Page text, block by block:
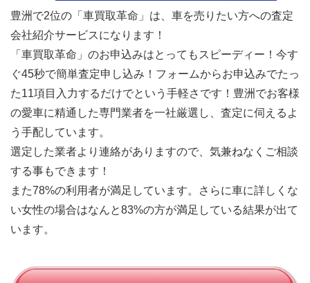
豊洲で2位の「車買取革命」は、車を売りたい方への査定
会社紹介サービスになります！
「車買取革命」のお申込みはとってもスピーディー！今す
ぐ45秒で簡単査定申し込み！フォームからお申込みでたっ
た11項目入力するだけでという手軽さです！豊洲でお客様
の愛車に精通した専門業者を一社厳選し、査定に伺えるよ
う手配しています。
選定した業者より連絡がありますので、気兼ねなくご相談
する事もできます！
また78%の利用者が満足しています。さらに車に詳しくな
い女性の場合はなんと83%の方が満足している結果が出て
います。